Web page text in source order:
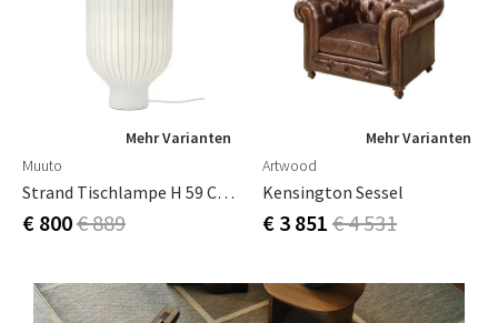
Mehr Varianten
Muuto
Strand Tischlampe H 59 Cm White
€ 800€ 889
Mehr Varianten
Artwood
Kensington Sessel
€ 3 851 € 4 531